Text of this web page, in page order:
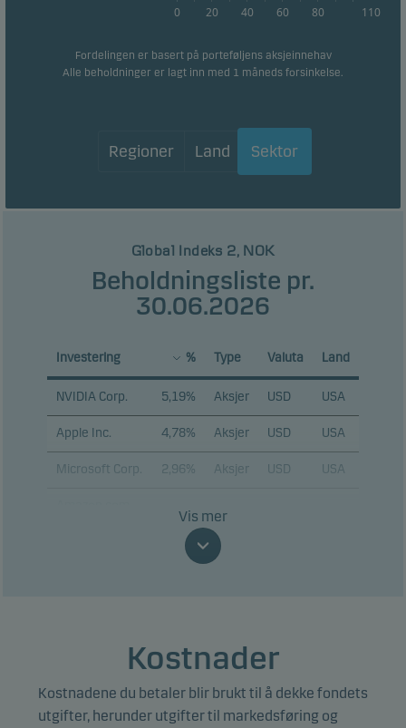
0 20 40 60 80 110
Fordelingen er basert på porteføljens aksjeinnehav
Alle beholdninger er lagt inn med 1 måneds forsinkelse.
Regioner Land Sektor
Global Indeks 2, NOK
Beholdningsliste pr.
30.06.2026
Investering % Type Valuta Land
NVIDIA Corp. 5,19% Aksjer USD USA
Apple Inc. 4,78% Aksjer USD USA
Microsoft Corp. 2,96% Aksjer USD USA
2,60% Aksjer
2,08% Aksjer
Technology
Inc.
1,46% Aksjer USD USA
Vis mer
Kostnader
Kostnadene du betaler blir brukt til å dekke fondets
utgifter, herunder utgifter til markedsføring og
Disse informasjonskapslene gjør det mulig for oss å
identifisere deg (enheten din) og profilen din for å gi